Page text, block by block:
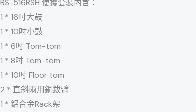
RS-516RSH 便攜套裝內含：
1 * 16吋大鼓
1 * 10吋小鼓
1 * 6吋 Tom-tom
1 * 8吋 Tom-tom
1 * 10吋 Floor tom
2 * 直斜兩用銅鈸臂
1 * 鋁合金Rack架